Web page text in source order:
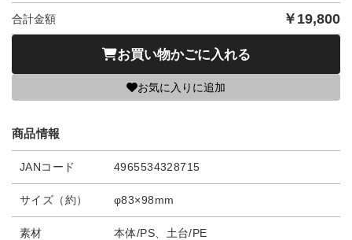
合計金額 ￥ 19,800
お買い物かごに入れる
お気に入りに追加
商品情報
JANコード 4965534328715
サイズ（約） φ83×98mm
素材 本体/PS、土台/PE